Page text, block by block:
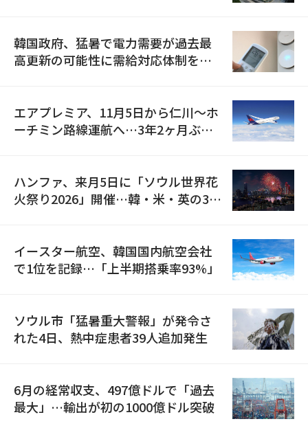
韓国政府、猛暑で電力需要が過去最
高更新の可能性に需給対応体制を点
エアプレミア、11月5日から仁川〜ホ
ーチミン路線運航へ…3年2ヶ月ぶり
ハンファ、来月5日に「ソウル世界花
火祭り2026」開催…韓・米・英の3カ
イースター航空、韓国国内航空会社
で1位を記録…「上半期搭乗率93%」
ソウル市「猛暑重大警報」が発令さ
れた4日、熱中症患者39人追加発生
6月の経常収支、497億ドルで「過去
最大」…輸出が初の1000億ドル突破